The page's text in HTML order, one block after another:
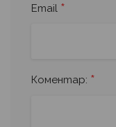
Email *
Коментар: *